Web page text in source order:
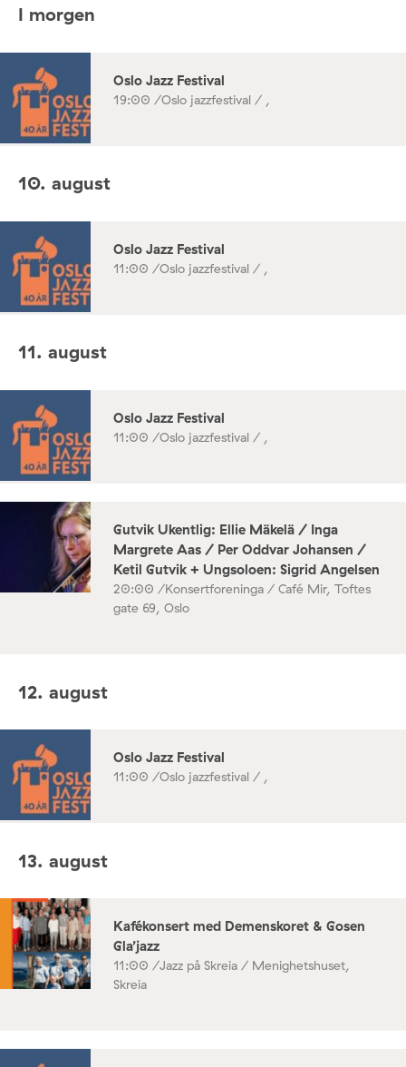
I morgen
Oslo Jazz Festival
19:00 /Oslo jazzfestival / ,
10. august
Oslo Jazz Festival
11:00 /Oslo jazzfestival / ,
11. august
Oslo Jazz Festival
11:00 /Oslo jazzfestival / ,
Gutvik Ukentlig: Ellie Mäkelä / Inga
Margrete Aas / Per Oddvar Johansen /
Ketil Gutvik + Ungsoloen: Sigrid Angelsen
20:00 /Konsertforeninga / Café Mir, Toftes
gate 69, Oslo
12. august
Oslo Jazz Festival
11:00 /Oslo jazzfestival / ,
13. august
Kafékonsert med Demenskoret & Gosen
Gla’jazz
11:00 /Jazz på Skreia / Menighetshuset,
Skreia